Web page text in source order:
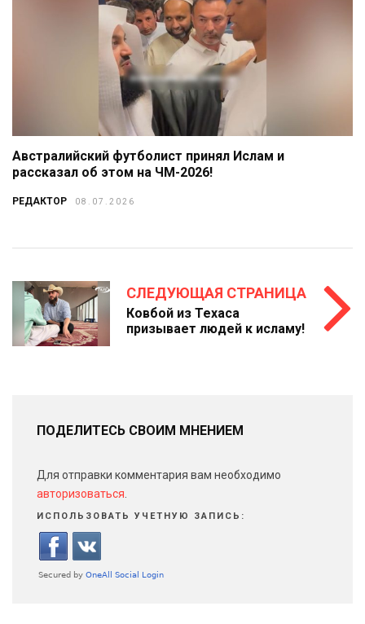
Австралийский футболист принял Ислам и
рассказал об этом на ЧМ-2026!
РЕДАКТОР 08.07.2026
СЛЕДУЮЩАЯ СТРАНИЦА
Ковбой из Техаса
призывает людей к исламу!
ПОДЕЛИТЕСЬ СВОИМ МНЕНИЕМ
Для отправки комментария вам необходимо
авторизоваться
ИСПОЛЬЗОВАТЬ УЧЕТНУЮ ЗАПИСЬ: